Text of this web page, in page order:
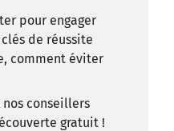
pour engager
de réussite
comment éviter
nos conseillers
gratuit !